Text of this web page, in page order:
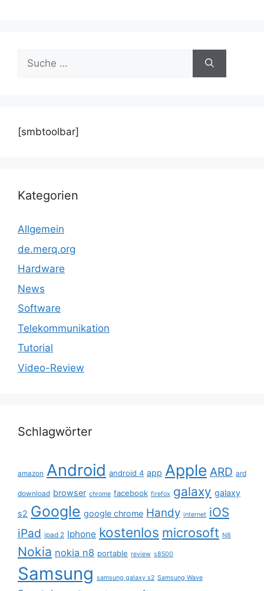
Suche
nach:
[smbtoolbar]
Kategorien
Allgemein
de.merq.org
Hardware
News
Software
Telekommunikation
Tutorial
Video-Review
Schlagwörter
amazon Android android 4 app Apple ARD ard
download browser chrome facebook firefox galaxy galaxy
s2 Google google chrome Handy internet iOS
iPad ipad 2 Iphone kostenlos microsoft N8
Nokia nokia n8 portable review s8500
Samsung samsung galaxy s2 Samsung Wave